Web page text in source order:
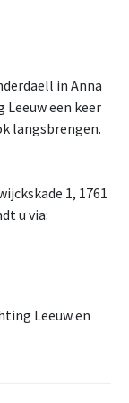
in Anna
een keer
langsbrengen.
1, 1761
u via:
Leeuw en